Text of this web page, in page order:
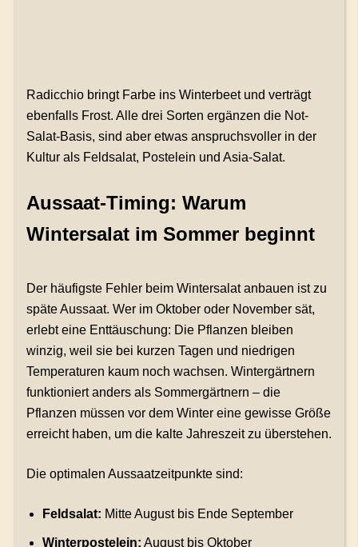
Radicchio bringt Farbe ins Winterbeet und verträgt
ebenfalls Frost. Alle drei Sorten ergänzen die Not-
Salat-Basis, sind aber etwas anspruchsvoller in der
Kultur als Feldsalat, Postelein und Asia-Salat.
Aussaat-Timing: Warum
Wintersalat im Sommer beginnt
Der häufigste Fehler beim Wintersalat anbauen ist zu
späte Aussaat. Wer im Oktober oder November sät,
erlebt eine Enttäuschung: Die Pflanzen bleiben
winzig, weil sie bei kurzen Tagen und niedrigen
Temperaturen kaum noch wachsen. Wintergärtnern
funktioniert anders als Sommergärtnern – die
Pflanzen müssen vor dem Winter eine gewisse Größe
erreicht haben, um die kalte Jahreszeit zu überstehen.
Die optimalen Aussaatzeitpunkte sind:
Feldsalat: Mitte August bis Ende September
Winterpostelein: August bis Oktober